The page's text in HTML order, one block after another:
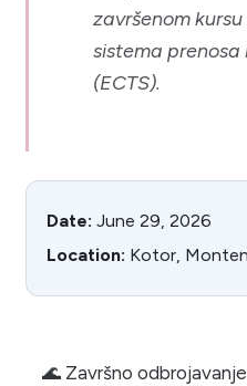
završenom
sistema
(ECTS).
Date: June 29, 2026
Location: Kotor,
🌊 Završno